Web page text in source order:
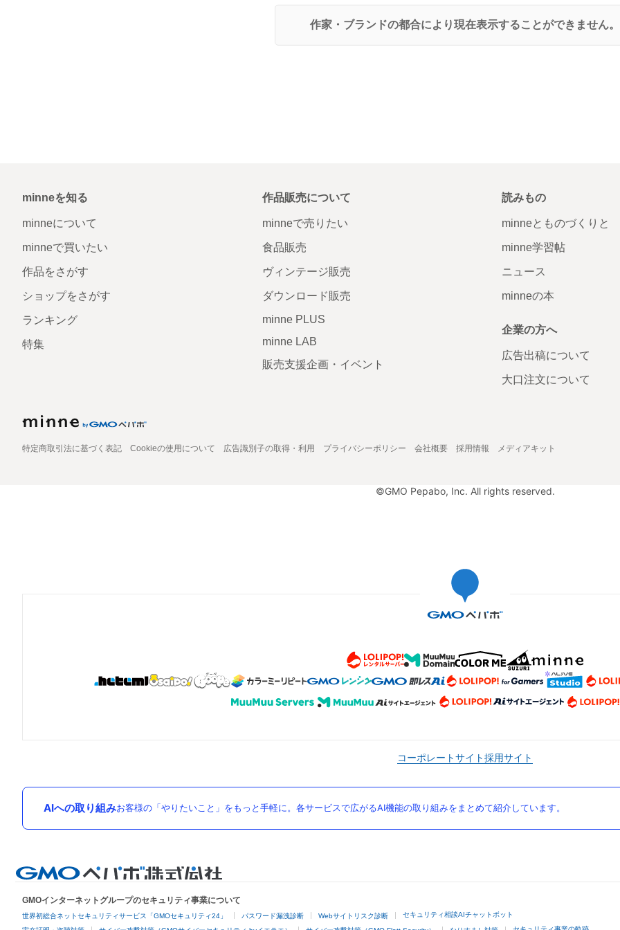
作家・ブランドの都合により現在表示することができません。
minneを知る
minneについて
minneで買いたい
作品をさがす
ショップをさがす
ランキング
特集
作品販売について
minneで売りたい
食品販売
ヴィンテージ販売
ダウンロード販売
minne PLUS
minne LAB
販売支援企画・イベント
読みもの
minneとものづくりと
minne学習帖
ニュース
minneの本
企業の方へ
広告出稿について
大口注文について
特定商取引法に基づく表記 Cookieの使用について 広告識別子の取得・利用 プライバシーポリシー 会社概要 採用情報 メディアキット
©GMO Pepabo, Inc. All rights reserved.
コーポレートサイト採用サイト
AIへの取り組みお客様の「やりたいこと」をもっと手軽に。各サービスで広がるAI機能の取り組みをまとめて紹介しています。
GMOインターネットグループのセキュリティ事業について
世界初総合ネットセキュリティサービス「GMOセキュリティ24」 パスワード漏洩診断 Webサイトリスク診断 セキュリティ相談AIチャットボット